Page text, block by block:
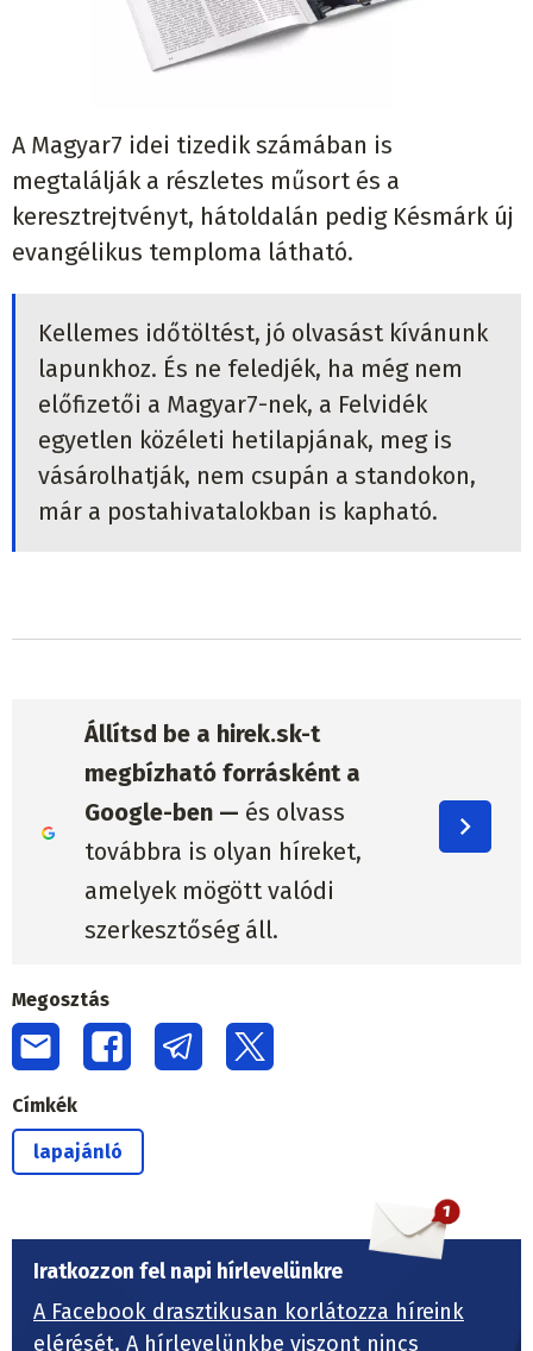
A Magyar7 idei tizedik számában is
megtalálják a részletes műsort és a
keresztrejtvényt, hátoldalán pedig Késmárk új
evangélikus temploma látható.
Kellemes időtöltést, jó olvasást kívánunk
lapunkhoz. És ne feledjék, ha még nem
előfizetői a Magyar7-nek, a Felvidék
egyetlen közéleti hetilapjának, meg is
vásárolhatják, nem csupán a standokon,
már a postahivatalokban is kapható.
Állítsd be a hirek.sk-t
megbízható forrásként a
Google-ben — és olvass
továbbra is olyan híreket,
amelyek mögött valódi
szerkesztőség áll.
Megosztás
Címkék
lapajánló
Iratkozzon fel napi hírlevelünkre
A Facebook drasztikusan korlátozza híreink
elérését. A hírlevelünkbe viszont nincs